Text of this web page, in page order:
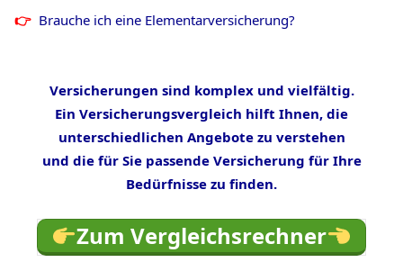
Brauche ich eine Elementarversicherung?
Versicherungen sind komplex und vielfältig.
Ein Versicherungsvergleich hilft Ihnen, die
unterschiedlichen Angebote zu verstehen
und die für Sie passende Versicherung für Ihre
Bedürfnisse zu finden.
Zum Vergleichsrechner